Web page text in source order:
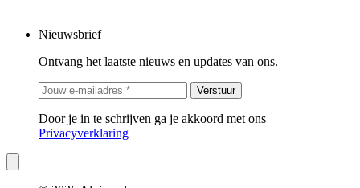
Nieuwsbrief
Ontvang het laatste nieuws en updates van ons.
Verstuur
Door je in te schrijven ga je akkoord met ons
Privacyverklaring